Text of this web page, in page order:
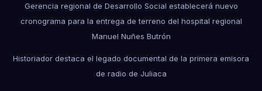
Gerencia regional de Desarrollo Social establecerá nuevo
cronograma para la entrega de terreno del hospital regional
Manuel Nuñes Butrón
Historiador destaca el legado documental de la primera emisora
de radio de Juliaca